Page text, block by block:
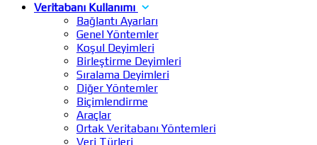
Veritabanı Kullanımı
Bağlantı Ayarları
Genel Yöntemler
Koşul Deyimleri
Birleştirme Deyimleri
Sıralama Deyimleri
Diğer Yöntemler
Biçimlendirme
Araçlar
Ortak Veritabanı Yöntemleri
Veri Türleri